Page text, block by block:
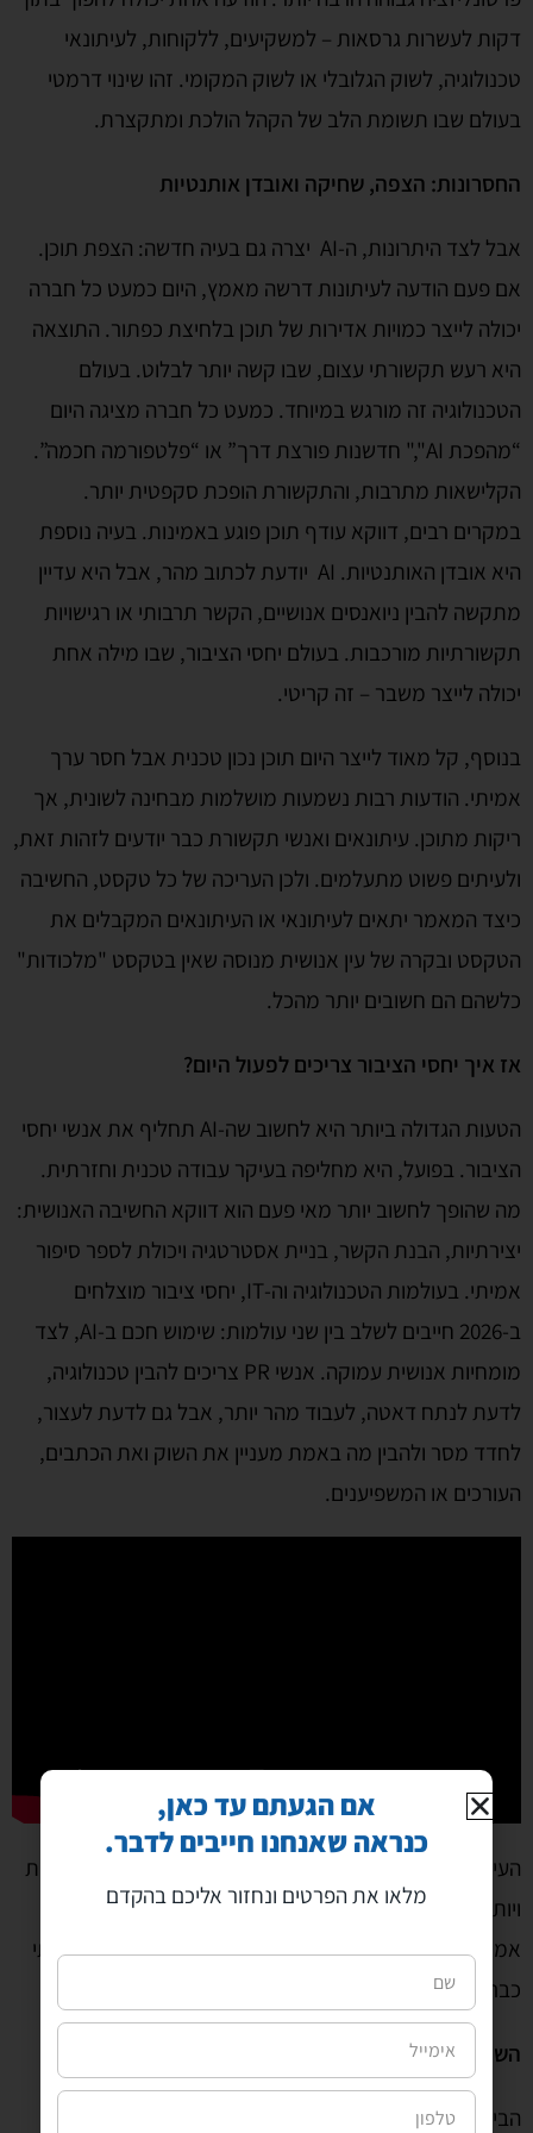
דקות לעשרות גרסאות – למשקיעים, ללקוחות, לעיתונאי
טכנולוגיה, לשוק הגלובלי או לשוק המקומי. זהו שינוי דרמטי
בעולם שבו תשומת הלב של הקהל הולכת ומתקצרת.
החסרונות: הצפה, שחיקה ואובדן אותנטיות
אבל לצד היתרונות, ה-AI יצרה גם בעיה חדשה: הצפת תוכן.
אם פעם הודעה לעיתונות דרשה מאמץ, היום כמעט כל חברה
יכולה לייצר כמויות אדירות של תוכן בלחיצת כפתור. התוצאה
היא רעש תקשורתי עצום, שבו קשה יותר לבלוט. בעולם
הטכנולוגיה זה מורגש במיוחד. כמעט כל חברה מציגה היום
“מהפכת AI"," חדשנות פורצת דרך” או “פלטפורמה חכמה”.
הקלישאות מתרבות, והתקשורת הופכת סקפטית יותר.
במקרים רבים, דווקא עודף תוכן פוגע באמינות. בעיה נוספת
היא אובדן האותנטיות. AI יודעת לכתוב מהר, אבל היא עדיין
מתקשה להבין ניואנסים אנושיים, הקשר תרבותי או רגישויות
תקשורתיות מורכבות. בעולם יחסי הציבור, שבו מילה אחת
יכולה לייצר משבר – זה קריטי.
בנוסף, קל מאוד לייצר היום תוכן נכון טכנית אבל חסר ערך
אמיתי. הודעות רבות נשמעות מושלמות מבחינה לשונית, אך
ריקות מתוכן. עיתונאים ואנשי תקשורת כבר יודעים לזהות זאת,
ולעיתים פשוט מתעלמים. ולכן העריכה של כל טקסט, החשיבה
כיצד המאמר יתאים לעיתונאי או העיתונאים המקבלים את
הטקסט ובקרה של עין אנושית מנוסה שאין בטקסט "מלכודות"
כלשהם הם חשובים יותר מהכל.
אז איך יחסי הציבור צריכים לפעול היום?
הטעות הגדולה ביותר היא לחשוב שה-AI תחליף את אנשי יחסי
הציבור. בפועל, היא מחליפה בעיקר עבודה טכנית וחזרתית.
מה שהופך לחשוב יותר מאי פעם הוא דווקא החשיבה האנושית:
יצירתיות, הבנת הקשר, בניית אסטרטגיה ויכולת לספר סיפור
אמיתי. בעולמות הטכנולוגיה וה-IT, יחסי ציבור מוצלחים
ב-2026 חייבים לשלב בין שני עולמות: שימוש חכם ב-AI, לצד
מומחיות אנושית עמוקה. אנשי PR צריכים להבין טכנולוגיה,
לדעת לנתח דאטה, לעבוד מהר יותר, אבל גם לדעת לעצור,
לחדד מסר ולהבין מה באמת מעניין את השוק ואת הכתבים,
העורכים או המשפיענים.
העידן החדש דורש פחות רעש ויותר ערך. פחות הודעות גנריות
ויותר תוכן שמסביר מגמות, פותר בעיות או מספק זווית
אמיתית. בעולם שבו כולם יכולים לייצר תוכן, היתרון התחרותי
כבר אינו היכולת לכתוב, אלא היכולת לייצר אמון.
השורה התחתונה
הבינה המלאכותית לא הרגה את יחסי הציבור. היא פשוט
אם הגעתם עד כאן,
כנראה שאנחנו חייבים לדבר.
מלאו את הפרטים ונחזור אליכם בהקדם